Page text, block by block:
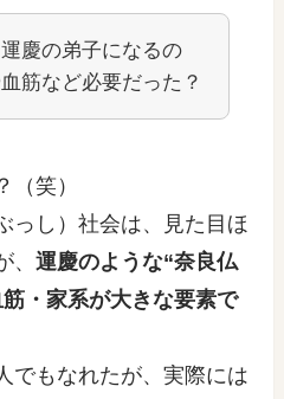
慶の弟子になるの
筋など必要だった？
（笑）
っし）社会は、見た目ほ
、運慶のような“奈良仏
・家系が大きな要素で
でもなれたが、実際には